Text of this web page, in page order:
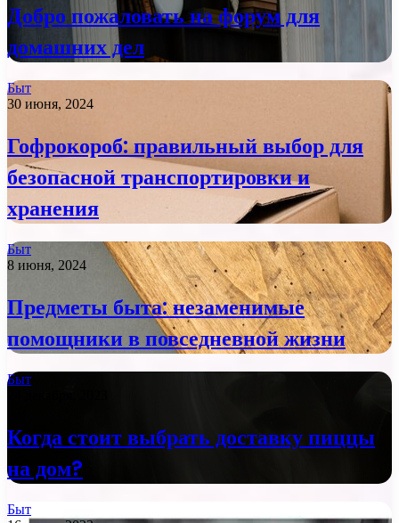
Добро пожаловать на форум для
домашних дел
Быт
30 июня, 2024
Гофрокороб: правильный выбор для
безопасной транспортировки и
хранения
Быт
8 июня, 2024
Предметы быта: незаменимые
помощники в повседневной жизни
Быт
Когда стоит выбрать доставку пиццы
на дом?
Быт